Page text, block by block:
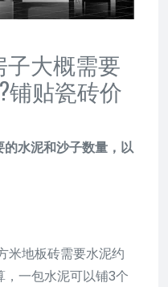
子大概需要
铺贴瓷砖价
水泥和沙子数量，以
米地板砖需要水泥约
一包水泥可以铺3个